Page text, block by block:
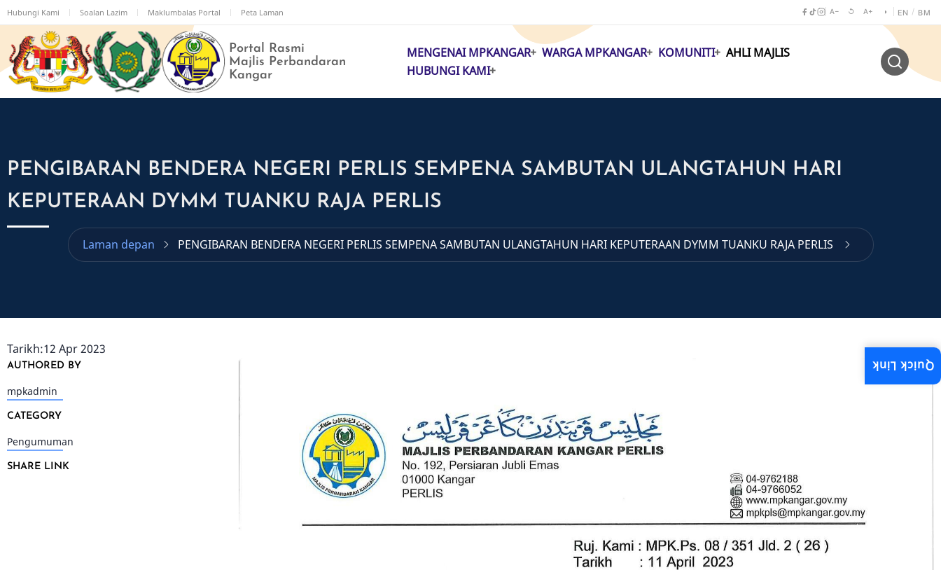
Langkau
ke
kandungan
utama
Hubungi Kami Soalan Lazim Maklumbalas Portal Peta Laman A− ↺ A+ ◑ EN / BM
Portal Rasmi
Majlis Perbandaran
Kangar
MAIN
MENGENAI MPKANGAR WARGA MPKANGAR KOMUNITI
AHLI MAJLIS
HUBUNGI KAMI
PENGIBARAN BENDERA NEGERI PERLIS SEMPENA SAMBUTAN ULANGTAHUN HARI
KEPUTERAAN DYMM TUANKU RAJA PERLIS
Laman depan PENGIBARAN BENDERA NEGERI PERLIS SEMPENA SAMBUTAN ULANGTAHUN HARI KEPUTERAAN DYMM TUANKU RAJA PERLIS
Tarikh:12 Apr 2023
AUTHORED BY
mpkadmin
CATEGORY
Pengumuman
SHARE LINK
Quick Link